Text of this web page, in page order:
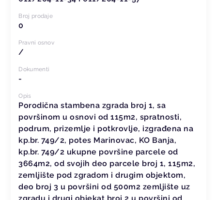
Broj prodaje
0
Pravni osnov
/
Dokumenti
-
Opis
Porodična stambena zgrada broj 1, sa
površinom u osnovi od 115m2, spratnosti,
podrum, prizemlje i potkrovlje, izgrađena na
kp.br. 749/2, potes Marinovac, KO Banja,
kp.br. 749/2 ukupne površine parcele od
3664m2, od svojih deo parcele broj 1, 115m2,
zemljište pod zgradom i drugim objektom,
deo broj 3 u površini od 500m2 zemljište uz